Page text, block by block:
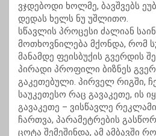
ვჯდებოდი ხოლმე, ბავშვებს
დედას ხელს ნუ უშლითო.
სწავლის პროცესი ძალიან
მოთხოვნილება მქონდა, რომ
მანამდე ფეისბუქის გვერდის
პირადი პროფილი ბიზნეს
გაკეთებული. პირველ რიგში,
საუკეთესო რაც გავაკეთე, ის
გავაკეთე – ვისწავლე
ჩართვა, პარამეტრების
ცოტა შემეშინდა, ამ ამბავში